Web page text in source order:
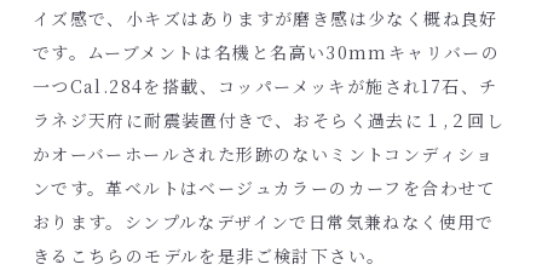
イズ感で、小キズはありますが磨き感は少なく概ね良好
です。ムーブメントは名機と名高い30mmキャリバーの
一つCal.284を搭載、コッパーメッキが施され17石、チ
ラネジ天府に耐震装置付きで、おそらく過去に１,２回し
かオーバーホールされた形跡のないミントコンディショ
ンです。革ベルトはベージュカラーのカーフを合わせて
おります。シンプルなデザインで日常気兼ねなく使用で
きるこちらのモデルを是非ご検討下さい。